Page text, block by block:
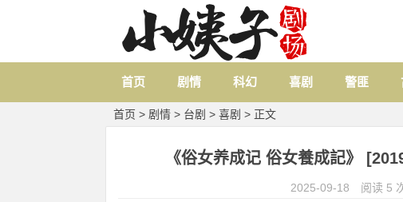
首页 剧情 科幻 喜剧 警匪
首页 > 剧情 > 台剧 > 喜剧 > 正文
《俗女养成记 俗女養成記》
2025-09-18 阅读 5